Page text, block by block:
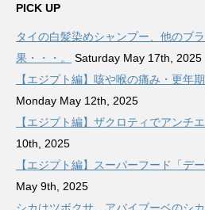
PICK UP
タイの白髪染めシャンプー、他のブ
果・・・。
Saturday May 17th, 2025
【エジプト編】咳や喉の痛み・更年
Monday May 12th, 2025
【エジプト編】ザクロティでアンチ
10th, 2025
【エジプト編】スーパーフード「デ
May 9th, 2025